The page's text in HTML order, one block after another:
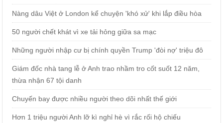
Nàng dâu Việt ở London kể chuyện 'khó xử' khi lắp điều hòa
50 người chết khát vì xe tải hỏng giữa sa mạc
Những người nhập cư bị chính quyền Trump 'đòi nợ' triệu đô
Giám đốc nhà tang lễ ở Anh trao nhầm tro cốt suốt 12 năm,
thừa nhận 67 tội danh
Chuyến bay được nhiều người theo dõi nhất thế giới
Hơn 1 triệu người Anh lỡ kì nghỉ hè vì rắc rối hộ chiếu